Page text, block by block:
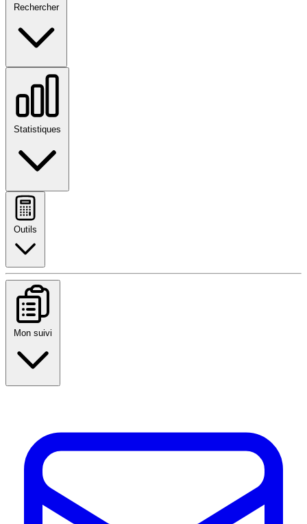
Rechercher
Statistiques
Outils
Mon suivi